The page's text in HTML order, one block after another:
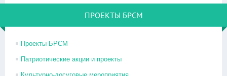
ПРОЕКТЫ БРСМ
Проекты БРСМ
Патриотические акции и проекты